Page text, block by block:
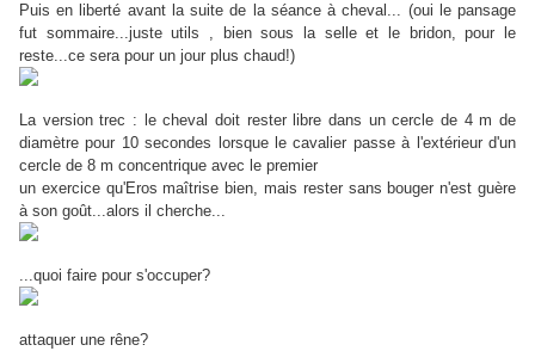
Puis en liberté avant la suite de la séance à cheval... (oui le pansage
fut sommaire...juste utils , bien sous la selle et le bridon, pour le
reste...ce sera pour un jour plus chaud!)
La version trec : le cheval doit rester libre dans un cercle de 4 m de
diamètre pour 10 secondes lorsque le cavalier passe à l'extérieur d'un
cercle de 8 m concentrique avec le premier
un exercice qu'Eros maîtrise bien, mais rester sans bouger n'est guère
à son goût...alors il cherche...
...quoi faire pour s'occuper?
attaquer une rêne?